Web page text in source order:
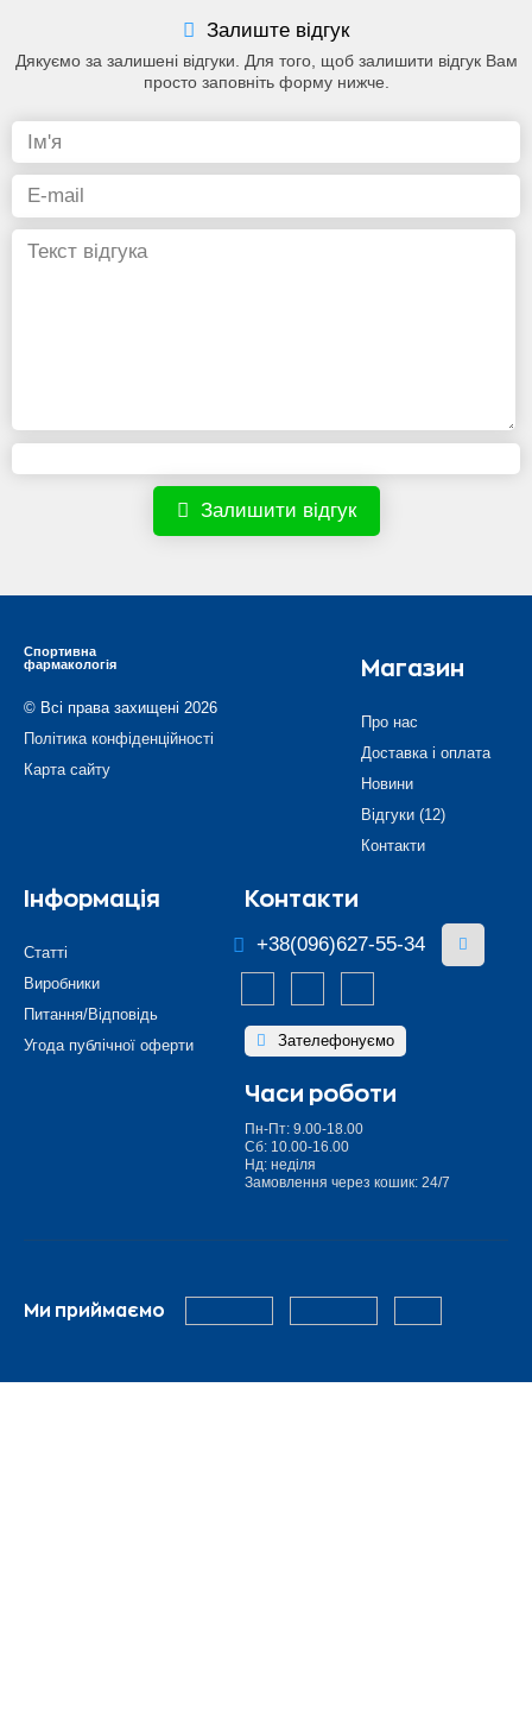
Залиште відгук
Дякуємо за залишені відгуки. Для того, щоб залишити відгук Вам
просто заповніть форму нижче.
Залишити відгук
Спортивна
фармакологія
© Всі права захищені 2026
Політика конфіденційності
Карта сайту
Магазин
Про нас
Доставка і оплата
Новини
Відгуки (12)
Контакти
Інформація
Статті
Виробники
Питання/Відповідь
Угода публічної оферти
Контакти
+38(096)627-55-34
Зателефонуємо
Часи роботи
Пн-Пт: 9.00-18.00
Сб: 10.00-16.00
Нд: неділя
Замовлення через кошик: 24/7
Ми приймаємо